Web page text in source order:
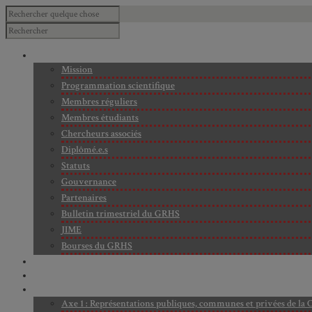
Mission
Programmation scientifique
Membres réguliers
Membres étudiants
Chercheurs associés
Diplômé.e.s
Statuts
Gouvernance
Partenaires
Bulletin trimestriel du GRHS
JIME
Bourses du GRHS
Axe 1 : Représentations publiques, communes et privées de la